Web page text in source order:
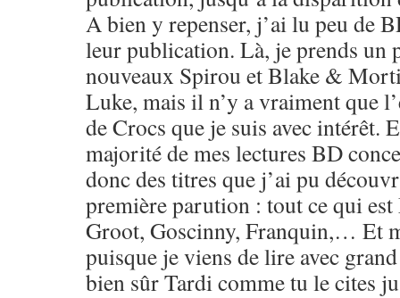
A bien y repenser, j’ai lu peu de
leur publication. Là, je prends un
nouveaux Spirou et Blake &
Luke, mais il n’y a vraiment que
de Crocs que je suis avec intérêt.
majorité de mes lectures BD
donc des titres que j’ai pu
première parution : tout ce qui
Groot, Goscinny, Franquin,… Et
puisque je viens de lire avec
bien sûr Tardi comme tu le cites